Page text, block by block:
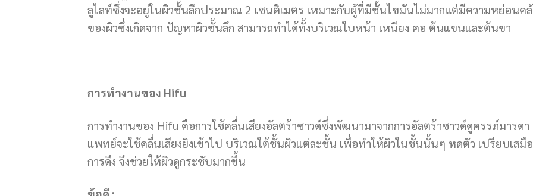
ลูไลท์ซึ่งจะอยู่ในผิวชั้นลึกประมาณ 2 เซนติเมตร เหมาะกับผู้ที่มีชั้นไขมันไม่มากแต่มีความหย่อนค
ของผิวซึ่งเกิดจาก ปัญหาผิวชั้นลึก สามารถทำได้ทั้งบริเวณใบหน้า เหนียง คอ ต้นแขนและต้นขา
การทำงานของ Hifu
การทำงานของ Hifu คือการใช้คลื่นเสียงอัลตร้าซาวด์ซึ่งพัฒนามาจากการอัลตร้าซาวด์ดูครรภ์มารดา
แพทย์จะใช้คลื่นเสียงยิงเข้าไป บริเวณใต้ชั้นผิวแต่ละชั้น เพื่อทำให้ผิวในชั้นนั้นๆ หดตัว เปรียบเสมื
การดึง จึงช่วยให้ผิวดูกระชับมากขึ้น